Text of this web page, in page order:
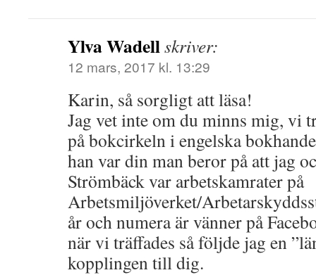
Ylva Wadellskriver:
12 mars, 2017 kl. 13:29
Karin, så sorgligt att läsa!
Jag vet inte om du minns mig, vi
på bokcirkeln i engelska
han var din man beror på att jag
Strömbäck var arbetskamrater på
Arbetsmiljöverket/
år och numera är vänner på
när vi träffades så följde jag en
kopplingen till dig.